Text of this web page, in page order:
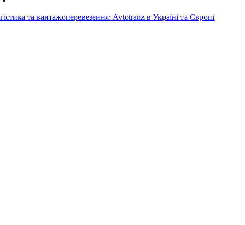
та вантажоперевезення: Avtotranz в Україні та Європі